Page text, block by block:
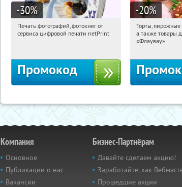
-30%
17:18:02 Получили:
Печать фотографий, фотокниг от
сервиса цифровой печати netPrint
Промокод
-20%
17:18:02
Россия
Торты, пирожные
а также товары
«Флаувау»
Компания
Основное
Публикации о нас
Вакансии
Бизнес-Партнёрам
Давайте сделаем акцию!
Заработайте, как
Прошедшие акции